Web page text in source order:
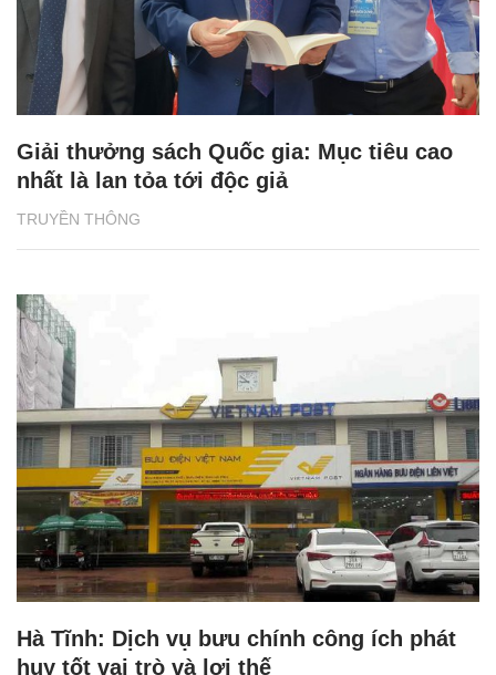
TRUYỀN THÔNG
Giải thưởng sách Quốc gia: Mục tiêu cao
nhất là lan tỏa tới độc giả
Hà Tĩnh: Dịch vụ bưu chính công ích phát
huy tốt vai trò và lợi thế